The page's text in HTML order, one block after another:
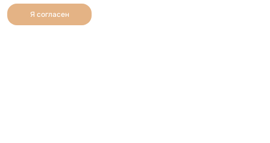
Каталог Избранное
Я согласен